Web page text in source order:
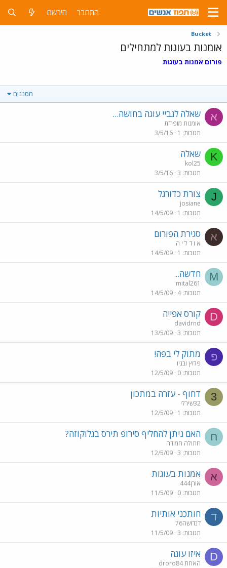
התחבר הירשם
Bucket
אומנות בעוגות למתחילים
פורום אמנות בעוגות
מסננים
א שאלה לגביי עוגה בחושה...
אומנות מופרזת
תגובות 1
3/5/16
K שאלה
kol25
תגובות 3
3/5/16
J צורת כדורגל
josiane
תגובות 1
14/5/09
א סגירת הפורום
א וֹ ד ל י ה
תגובות 1
14/5/09
M חדשה..
mital261
תגובות 4
14/5/09
D קורס אפייה
davidrnd
תגובות 3
13/5/09
פ מתוק לי בפה!
פלוץ ובניו
תגובות 0
12/5/09
3 דחוף - עזרה במתכון
32שירלי
תגובות 1
12/5/09
ח האם ניתן להחליף סירופ תירס בגלוקוזה?
חתולה חמודה
תגובות 3
12/5/09
א אמנות בעוגות
אורן444
תגובות 0
11/5/09
ד חותכני אותיות
דנדושה76
תגובות 3
11/5/09
D איזו עוגה
droro84 האחת